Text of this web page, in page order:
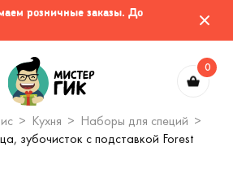
розничные заказы. До
0
Кухня
Наборы для специй
зубочисток с подставкой Forest